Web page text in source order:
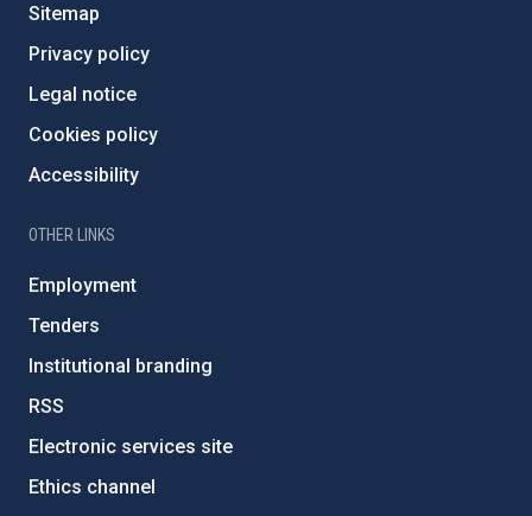
Sitemap
Privacy policy
Legal notice
Cookies policy
Accessibility
OTHER LINKS
Employment
Tenders
Institutional branding
RSS
Electronic services site
Ethics channel